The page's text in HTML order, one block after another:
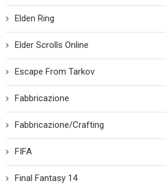
Elden Ring
Elder Scrolls Online
Escape From Tarkov
Fabbricazione
Fabbricazione/Crafting
FIFA
Final Fantasy 14